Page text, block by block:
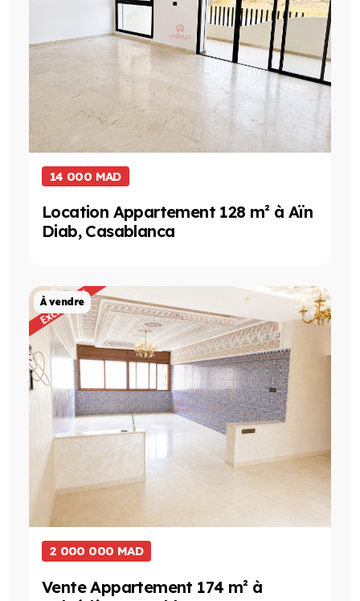
14 000 MAD
Location Appartement 128 m² à Aïn
Diab, Casablanca
À vendreProjet de Vente
2 000 000 MAD
Vente Appartement 174 m² à